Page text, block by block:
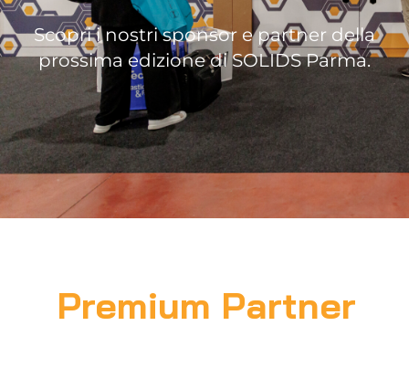
Scopri i nostri sponsor e partner della
prossima edizione di SOLIDS Parma.
Premium Partner